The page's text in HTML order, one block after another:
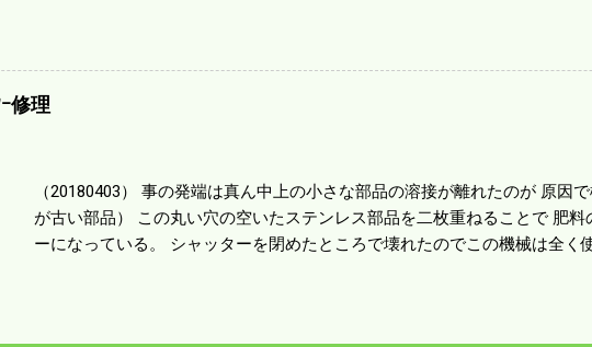
う。 実感としては90が正しいと思うが こんな年はくず米が多い。 食協と
っていた。 今年は7月の日照不足と8月の酷暑、あげくウンカの被害と ト
いるという。 僕はウンカの被害は免れたがイノシシの被害が目立つ。 僕
修理
（20180403） 事の発端は真ん中上の小さな部品の溶接が離れたのが 原因
が古い部品） この丸い穴の空いたステンレス部品を二枚重ねることで 肥
ーになっている。 シャッターを閉めたところで壊れたのでこの機械は全く